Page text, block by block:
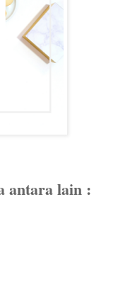
antara lain :